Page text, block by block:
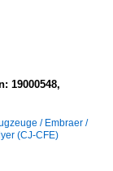
19000548,
/ Embraer /
(CJ-CFE)